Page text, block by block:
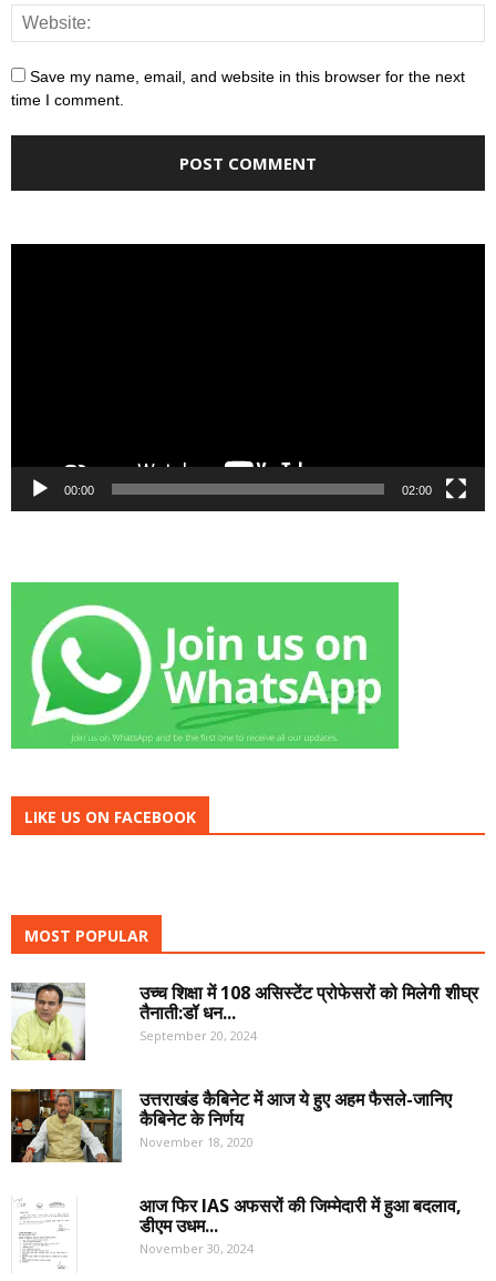
Save my name, email, and website in this browser for the next
time I comment.
00:00 02:00
LIKE US ON FACEBOOK
MOST POPULAR
उच्च शिक्षा में 108 असिस्टेंट प्रोफेसरों को मिलेगी शीघ्र
तैनाती:डॉ धन...
September 20, 2024
उत्तराखंड कैबिनेट में आज ये हुए अहम फैसले-जानिए
कैबिनेट के निर्णय
November 18, 2020
आज फिर IAS अफसरों की जिम्मेदारी में हुआ बदलाव,
डीएम उधम...
November 30, 2024